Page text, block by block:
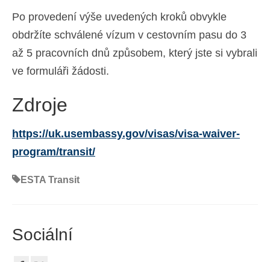
Po provedení výše uvedených kroků obvykle
obdržíte schválené vízum v cestovním pasu do 3
až 5 pracovních dnů způsobem, který jste si vybrali
ve formuláři žádosti.
Zdroje
https://uk.usembassy.gov/visas/visa-waiver-
program/transit/
ESTA Transit
Sociální